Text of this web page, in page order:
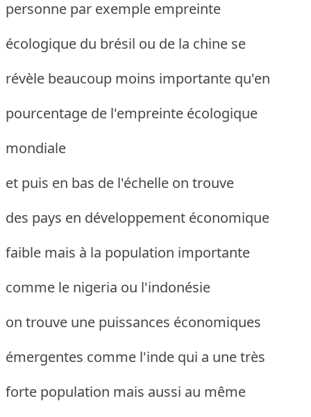
personne par exemple empreinte
écologique du brésil ou de la chine se
révèle beaucoup moins importante qu'en
pourcentage de l'empreinte écologique
mondiale
et puis en bas de l'échelle on trouve
des pays en développement économique
faible mais à la population importante
comme le nigeria ou l'indonésie
on trouve une puissances économiques
émergentes comme l'inde qui a une très
forte population mais aussi au même